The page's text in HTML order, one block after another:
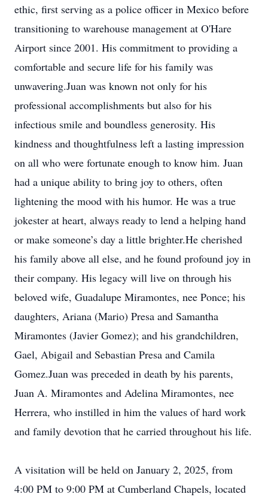
ethic, first serving as a police officer in Mexico before
transitioning to warehouse management at O'Hare
Airport since 2001. His commitment to providing a
comfortable and secure life for his family was
unwavering.Juan was known not only for his
professional accomplishments but also for his
infectious smile and boundless generosity. His
kindness and thoughtfulness left a lasting impression
on all who were fortunate enough to know him. Juan
had a unique ability to bring joy to others, often
lightening the mood with his humor. He was a true
jokester at heart, always ready to lend a helping hand
or make someone’s day a little brighter.He cherished
his family above all else, and he found profound joy in
their company. His legacy will live on through his
beloved wife, Guadalupe Miramontes, nee Ponce; his
daughters, Ariana (Mario) Presa and Samantha
Miramontes (Javier Gomez); and his grandchildren,
Gael, Abigail and Sebastian Presa and Camila
Gomez.Juan was preceded in death by his parents,
Juan A. Miramontes and Adelina Miramontes, nee
Herrera, who instilled in him the values of hard work
and family devotion that he carried throughout his life.
A visitation will be held on January 2, 2025, from
4:00 PM to 9:00 PM at Cumberland Chapels, located